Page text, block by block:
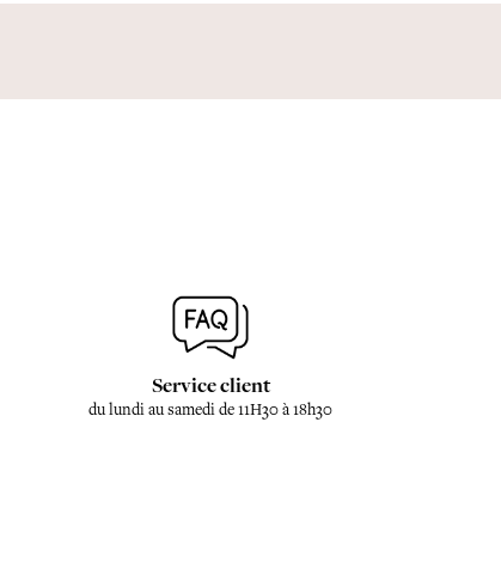
Service client
du lundi au samedi de 11H30 à 18h30